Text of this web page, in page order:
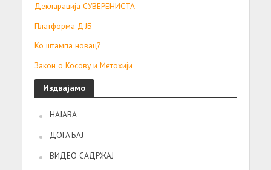
Декларација СУВЕРЕНИСТА
Платформа ДЈБ
Ко штампа новац?
Закон о Косову и Метохији
Издвајамо
НАЈАВА
ДОГАЂАЈ
ВИДЕО САДРЖАЈ